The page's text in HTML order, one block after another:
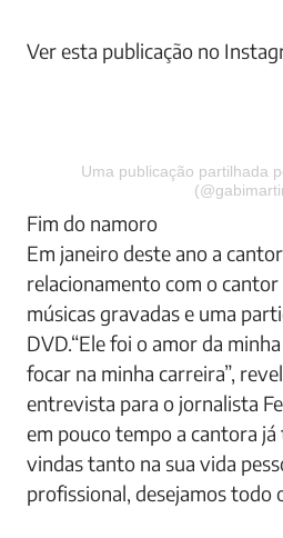
Ver esta publicação no
Uma publicação partilhada
Fim do namoro
Em janeiro deste ano a
relacionamento com o
músicas gravadas e uma
DVD.“Ele foi o amor da
focar na minha carreira”,
entrevista para o jornalista
em pouco tempo a cantora
vindas tanto na sua vida
profissional, desejamos todo